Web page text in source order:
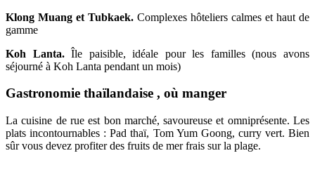
Klong Muang et Tubkaek. Complexes hôteliers calmes et haut de
gamme
Koh Lanta.Île paisible, idéale pour les familles (nous avons
séjourné à Koh Lanta pendant un mois)
Gastronomie thaïlandaise , où manger
La cuisine de rue est bon marché, savoureuse et omniprésente. Les
plats incontournables : Pad thaï, Tom Yum Goong, curry vert. Bien
sûr vous devez profiter des fruits de mer frais sur la plage.